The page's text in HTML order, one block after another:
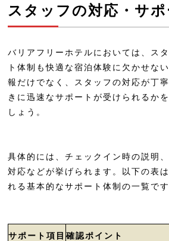
三交イン京都八条口＜雅
リーガグラン京都
SAKURA TERRACE＜
京都
ロイヤルツインホテル京
ホテルテトラ京都駅前
都ホテル 京都八条
スタッフの対応・サポ
バリアフリーホテルにおいては、ス
ト体制も快適な宿泊体験に欠かせな
報だけでなく、スタッフの対応が丁
きに迅速なサポートが受けられるか
しょう。
具体的には、チェックイン時の説明
対応などが挙げられます。以下の表
れる基本的なサポート体制の一覧です
サポート項目 確認ポイント